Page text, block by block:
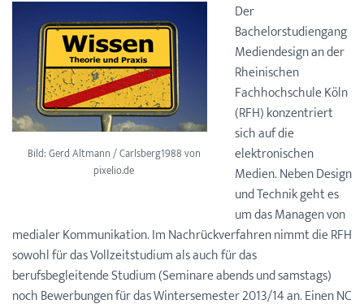
Bild: Gerd Altmann / Carlsberg1988 von
pixelio.de
Der
Bachelorstudiengang
Mediendesign an der
Rheinischen
Fachhochschule Köln
(RFH) konzentriert
sich auf die
elektronischen
Medien. Neben Design
und Technik geht es
um das Managen von
medialer Kommunikation. Im Nachrückverfahren nimmt die RFH
sowohl für das Vollzeitstudium als auch für das
berufsbegleitende Studium (Seminare abends und samstags)
noch Bewerbungen für das Wintersemester 2013/14 an. Einen NC